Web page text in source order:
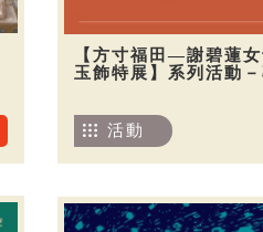
【方寸福田—謝碧蓮
玉飾特展】系列活動
活動